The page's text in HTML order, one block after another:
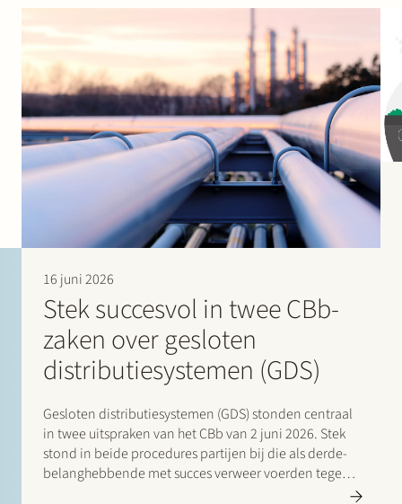
16 juni 2026
Stek succesvol in twee CBb-
zaken over gesloten
distributiesystemen (GDS)
Gesloten distributiesystemen (GDS) stonden centraal
in twee uitspraken van het CBb van 2 juni 2026. Stek
stond in beide procedures partijen bij die als derde-
belanghebbende met succes verweer voerden tegen
de ingestelde beroepen. In de eerste zaak stond Stek